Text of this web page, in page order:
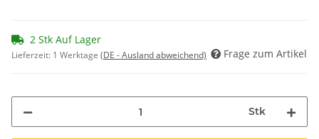
2 Stk Auf Lager
Lieferzeit: 1 Werktage (DE - Ausland abweichend) Frage zum Artikel
Stk